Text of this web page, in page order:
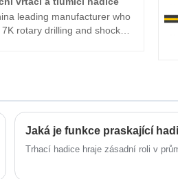
a amerických trhů. Těšíme
vaším dlouhodobým
Číně.
leading manufacturer who
7K rotary drilling and shock
Jaká je funkce praskající
Trhací hadice hraje zásadní roli v